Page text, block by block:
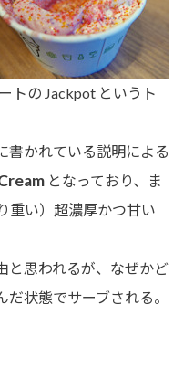
トの Jackpot というト
かれている説明による
となっており、ま
重い）超濃厚かつ甘い
思われるが、なぜかど
状態でサーブされる。